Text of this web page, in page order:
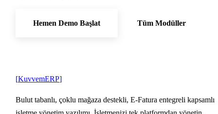
Hemen Demo Başlat Tüm Modüller
[KuvvemERP]
Bulut tabanlı, çoklu mağaza destekli, E-Fatura entegreli kapsamlı